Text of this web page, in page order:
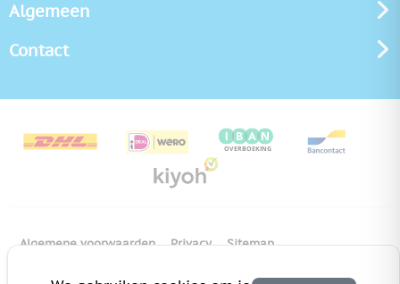
Algemeen
Contact
Algemene voorwaarden Privacy Sitemap
Copyright Bedrukken.nl Pas cookie instellingen aan